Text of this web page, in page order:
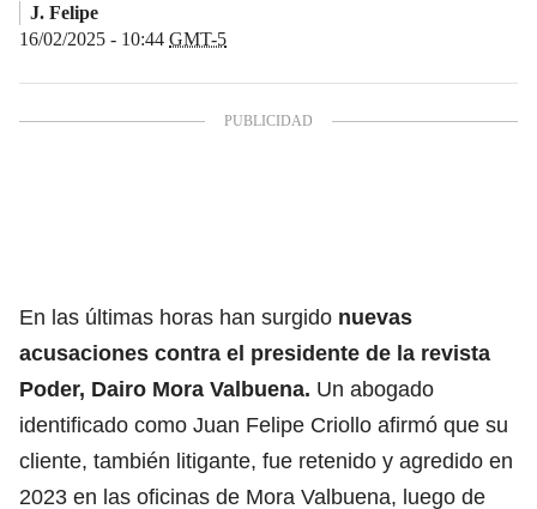
J. Felipe
16/02/2025 - 10:44 GMT-5
En las últimas horas han surgido nuevas
acusaciones contra el presidente de la revista
Poder, Dairo Mora Valbuena. Un abogado
identificado como Juan Felipe Criollo afirmó que su
cliente, también litigante, fue retenido y agredido en
2023 en las oficinas de Mora Valbuena, luego de